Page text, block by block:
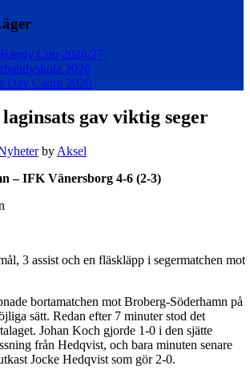
Cup 2026/27
2026
Day Camp 2026
gav viktig seger
by Aksel
– IFK Vänersborg 4-6 (2-3)
3 assist och en fläskläpp i segermatchen mot
bortamatchen mot Broberg-Söderhamn på
sätt. Redan efter 7 minuter stod det
Johan Koch gjorde 1-0 i den sjätte
från Hedqvist, och bara minuten senare
Jocke Hedqvist som gör 2-0.